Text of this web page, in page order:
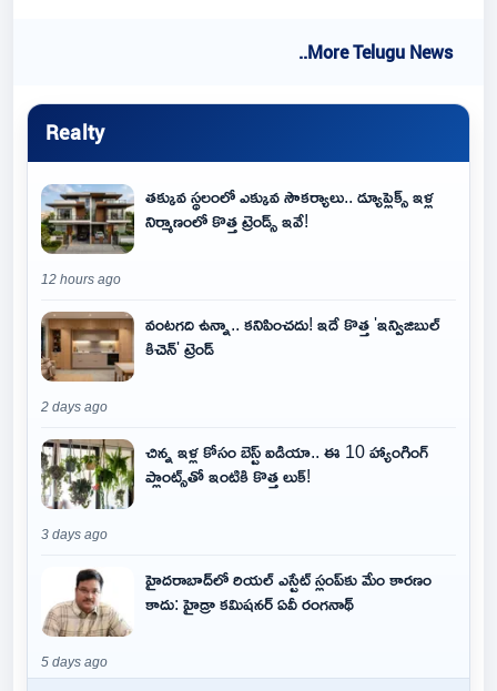
..More Telugu News
Realty
తక్కువ స్థలంలో ఎక్కువ సౌకర్యాలు.. డ్యూప్లెక్స్ ఇళ్ల
నిర్మాణంలో కొత్త ట్రెండ్స్ ఇవే!
12 hours ago
వంటగది ఉన్నా.. కనిపించదు! ఇదే కొత్త 'ఇన్విజిబుల్
కిచెన్' ట్రెండ్
2 days ago
చిన్న ఇళ్ల కోసం బెస్ట్ ఐడియా.. ఈ 10 హ్యాంగింగ్
ప్లాంట్స్‌తో ఇంటికి కొత్త లుక్!
3 days ago
హైదరాబాద్‌లో రియల్ ఎస్టేట్ స్లంప్‌కు మేం కారణం
కాదు: హైడ్రా కమిషనర్ ఏవీ రంగనాథ్
5 days ago